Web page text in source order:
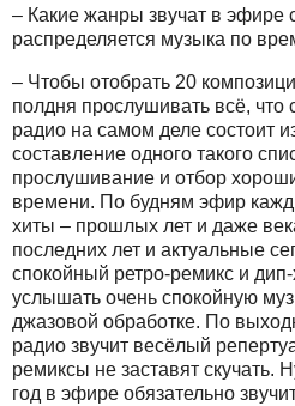
– Какие жанры звучат в эфире
распределяется музыка по
– Чтобы отобрать 20
полдня прослушивать всё,
радио на самом деле состоит
составление одного такого
прослушивание и отбор
времени. По будням эфир
хиты – прошлых лет и даже
последних лет и актуальные
спокойный ретро-ремикс и
услышать очень спокойную
джазовой обработке. По
радио звучит весёлый
ремиксы не заставят скучать.
год в эфире обязательно